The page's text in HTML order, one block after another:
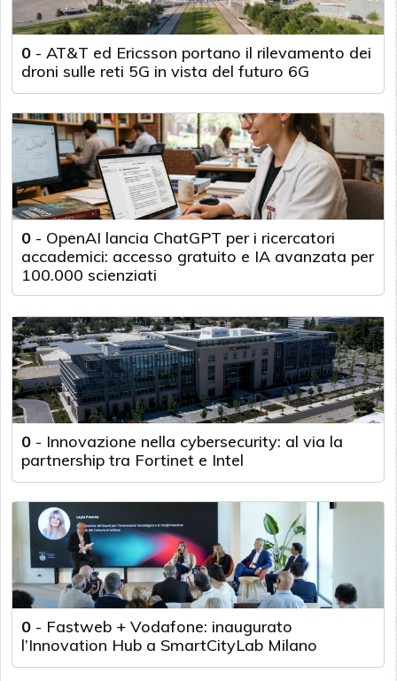
0 - AT&T ed Ericsson portano il rilevamento dei
droni sulle reti 5G in vista del futuro 6G
0 - OpenAI lancia ChatGPT per i ricercatori
accademici: accesso gratuito e IA avanzata per
100.000 scienziati
0 - Innovazione nella cybersecurity: al via la
partnership tra Fortinet e Intel
0 - Fastweb + Vodafone: inaugurato
l’Innovation Hub a SmartCityLab Milano